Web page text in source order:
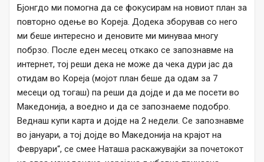
Бјонгдо ми помогна да се фокусирам на новиот план за
повторно одење во Кореја. Додека зборував со него
ми беше интересно и деновите ми минуваа многу
побрзо. После еден месец откако се запознавме на
интернет, тој реши дека не може да чека дури јас да
отидам во Кореја (мојот план беше да одам за 7
месеци од тогаш) па реши да дојде и да ме посети во
Македонија, а воедно и да се запознаеме подобро.
Веднаш купи карта и дојде на 2 недели. Се запознавме
во јануари, а тој дојде во Македонија на крајот на
Февруари“, се смее Наташа раскажувајќи за почетокот